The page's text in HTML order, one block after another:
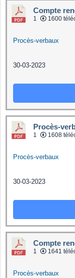
Compte
1 1600
Procès-verbaux
30-03-2023
Procès-
1 1608
Procès-verbaux
30-03-2023
Compte
1 1641
Procès-verbaux